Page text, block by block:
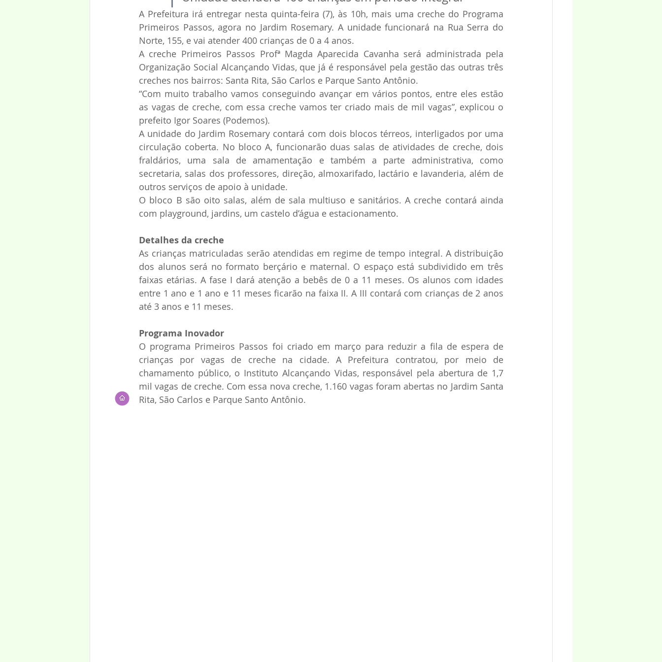
A Prefeitura irá entregar nesta quinta-feira (7), às 10h, mais uma creche do Programa
Primeiros Passos, agora no Jardim Rosemary. A unidade funcionará na Rua Serra do
Norte, 155, e vai atender 400 crianças de 0 a 4 anos.
A creche Primeiros Passos Profª Magda Aparecida Cavanha será administrada pela
Organização Social Alcançando Vidas, que já é responsável pela gestão das outras três
creches nos bairros: Santa Rita, São Carlos e Parque Santo Antônio.
“Com muito trabalho vamos conseguindo avançar em vários pontos, entre eles estão
as vagas de creche, com essa creche vamos ter criado mais de mil vagas”, explicou o
prefeito Igor Soares (Podemos).
A unidade do Jardim Rosemary contará com dois blocos térreos, interligados por uma
circulação coberta. No bloco A, funcionarão duas salas de atividades de creche, dois
fraldários, uma sala de amamentação e também a parte administrativa, como
secretaria, salas dos professores, direção, almoxarifado, lactário e lavanderia, além de
outros serviços de apoio à unidade.
O bloco B são oito salas, além de sala multiuso e sanitários. A creche contará ainda
com playground, jardins, um castelo d’água e estacionamento.
Detalhes da creche
As crianças matriculadas serão atendidas em regime de tempo integral. A distribuição
dos alunos será no formato berçário e maternal. O espaço está subdividido em três
faixas etárias. A fase I dará atenção a bebês de 0 a 11 meses. Os alunos com idades
entre 1 ano e 1 ano e 11 meses ficarão na faixa II. A III contará com crianças de 2 anos
até 3 anos e 11 meses.
Programa Inovador
O programa Primeiros Passos foi criado em março para reduzir a fila de espera de
crianças por vagas de creche na cidade. A Prefeitura contratou, por meio de
chamamento público, o Instituto Alcançando Vidas, responsável pela abertura de 1,7
mil vagas de creche. Com essa nova creche, 1.160 vagas foram abertas no Jardim Santa
Rita, São Carlos e Parque Santo Antônio.